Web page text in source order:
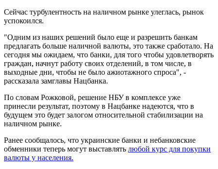
Сейчас турбулентность на наличном рынке улеглась, рынок
успокоился.
"Одним из наших решений было еще и разрешить банкам
предлагать больше наличной валюты, это также сработало. На
сегодня мы ожидаем, что банки, для того чтобы удовлетворять
граждан, начнут работу своих отделений, в том числе, в
выходные дни, чтобы не было ажиотажного спроса", -
рассказала замглавы Нацбанка.
По словам Рожковой, решение НБУ в комплексе уже
принесли результат, поэтому в Нацбанке надеются, что в
будущем это будет залогом относительной стабилизации на
наличном рынке.
Ранее сообщалось, что украинские банки и небанковские
обменники теперь могут выставлять любой курс для покупки
валюты у населения.